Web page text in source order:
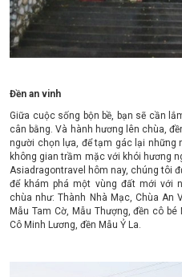
Đền an vinh
Giữa cuộc sống bộn bề, bạn sẽ cần
cân bằng. Và hành hương lên chùa,
người chọn lựa, để tạm gác lại những
không gian trầm mặc với khói hương
Asiadragontravel hôm nay, chúng tôi
để khám phá một vùng đất mới với
chùa như: Thành Nhà Mạc, Chùa An
Mẫu Tam Cờ, Mẫu Thượng, đền cô
Cô Minh Lương, đền Mẫu Ỷ La.